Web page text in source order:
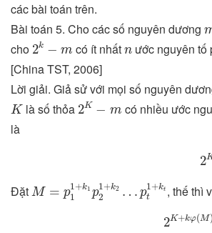
các bài toán trên.
Bài toán 5. Cho các số nguyên dương
cho 2k − m
2k có ít nhấtn
n ước nguyên tố
[China TST, 2006]
Lời giải. Giả sử với mọi số nguyên
K
Klà số thỏa 2K − m
2K
có nhiều ước
là
2
2
Đặt M = p1+k1
1 p1+k2
2 … p1+kt
t
M= 1+k1 p21+ …pt1 t
, thế thì
2K+kφ(M)
2K+kφ